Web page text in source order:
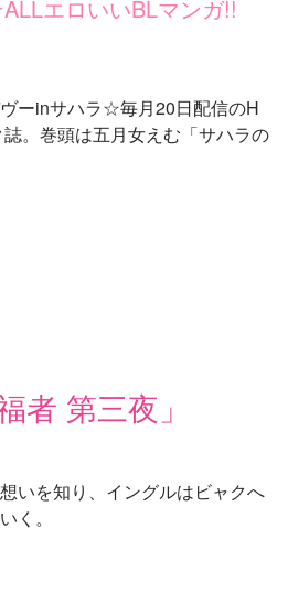
エロいいBLマンガ!!
ーinサハラ☆毎月20日配信のH
。巻頭は五月女えむ「サハラの
者 第三夜」
いを知り、イングルはビャクへ
く。